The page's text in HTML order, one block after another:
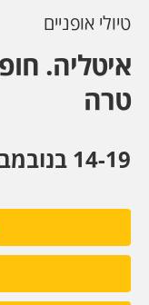
טיולי אופניים
איטליה.
טרה
14-19 בנובמבר, 2022